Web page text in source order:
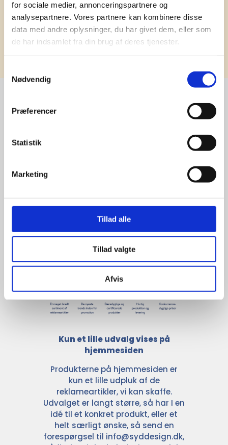
for sociale medier, annonceringspartnere og
analysepartnere. Vores partnere kan kombinere disse
data med andre oplysninger, du har givet dem, eller som
de har indsamlet fra din brug af deres tjenester.
Nødvendig
Præferencer
Statistik
Marketing
Tillad alle
Tillad valgte
Afvis
Tilmeld
For at sikre høj kvalitet og stor
med de største og mest
anerkendte leverandører inden for
promotion.
Kun et lille udvalg vises på
hjemmesiden
Produkterne på hjemmesiden er
kun et lille udpluk af de
reklameartikler, vi kan skaffe.
Udvalget er langt større, så har I en
idé til et konkret produkt, eller et
helt særligt ønske, så send en
forespørgsel til info@syddesign.dk,